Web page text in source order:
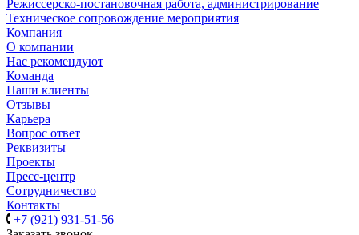
Режиссерско-постановочная работа, администрирование
Техническое сопровождение мероприятия
Компания
О компании
Нас рекомендуют
Команда
Наши клиенты
Отзывы
Карьера
Вопрос ответ
Реквизиты
Проекты
Пресс-центр
Сотрудничество
Контакты
+7 (921) 931-51-56